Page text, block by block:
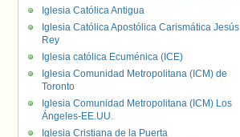
Iglesia Católica Antigua
Iglesia Católica Apostólica Carismática Jesús
Rey
Iglesia católica Ecuménica (ICE)
Iglesia Comunidad Metropolitana (ICM) de
Toronto
Iglesia Comunidad Metropolitana (ICM) Los
Ángeles-EE.UU.
Iglesia Cristiana de la Puerta